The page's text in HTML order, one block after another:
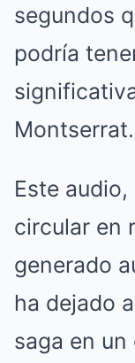
segundos
podría
Montserrat.
Este
circular en
generado
ha dejado
saga en